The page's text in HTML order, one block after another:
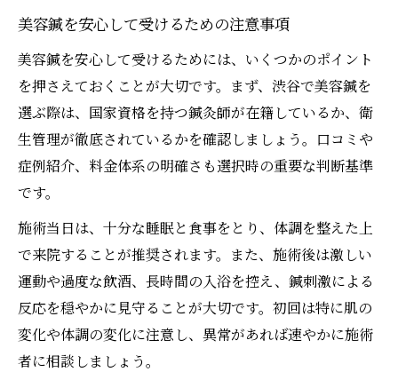
美容鍼を安心して受けるための注意事項
美容鍼を安心して受けるためには、いくつかのポイント
を押さえておくことが大切です。まず、渋谷で美容鍼を
選ぶ際は、国家資格を持つ鍼灸師が在籍しているか、衛
生管理が徹底されているかを確認しましょう。口コミや
症例紹介、料金体系の明確さも選択時の重要な判断基準
です。
施術当日は、十分な睡眠と食事をとり、体調を整えた上
で来院することが推奨されます。また、施術後は激しい
運動や過度な飲酒、長時間の入浴を控え、鍼刺激による
反応を穏やかに見守ることが大切です。初回は特に肌の
変化や体調の変化に注意し、異常があれば速やかに施術
者に相談しましょう。